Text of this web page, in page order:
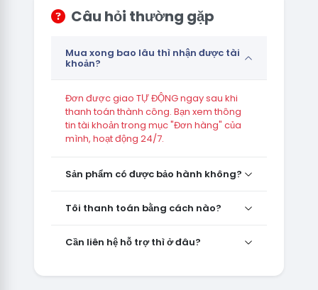
Câu hỏi thường gặp
Mua xong bao lâu thì nhận được tài
khoản?
Đơn được giao TỰ ĐỘNG ngay sau khi
thanh toán thành công. Bạn xem thông
tin tài khoản trong mục "Đơn hàng" của
mình, hoạt động 24/7.
Sản phẩm có được bảo hành không?
Tôi thanh toán bằng cách nào?
Cần liên hệ hỗ trợ thì ở đâu?